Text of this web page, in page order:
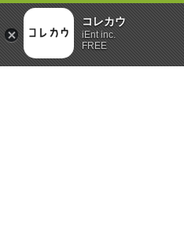
コレカウ
iEnt inc.
FREE